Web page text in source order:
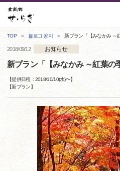
TOP 블로그·공지 新プラン「【みなかみ ～
2018/09/12 お知らせ
新プラン「【みなかみ ～紅葉の
【提供日程：2018/10/10(水)〜】
【新プラン】